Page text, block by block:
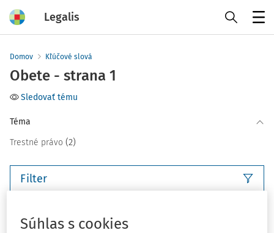
Legalis
Domov Kľúčové slová
Obete - strana 1
Sledovať tému
Téma
Trestné právo (2)
Filter
Počet vyhľadaných dokumentov:
Súhlas s cookies